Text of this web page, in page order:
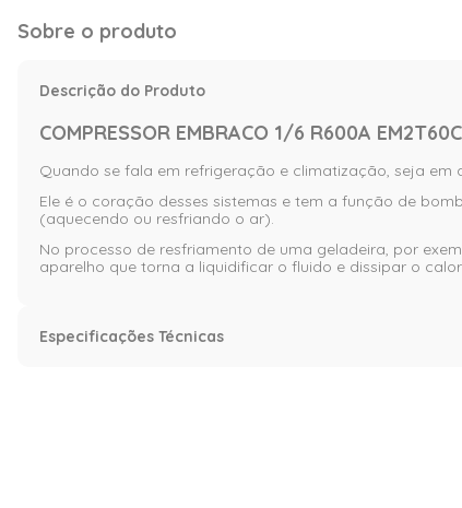
Sobre o produto
Descrição do Produto
COMPRESSOR EMBRACO 1/6 R600A
Quando se fala em refrigeração e climatização, seja
Ele é o coração desses sistemas e tem a função de
(aquecendo ou resfriando o ar).
No processo de resfriamento de uma geladeira, por
aparelho que torna a liquidificar o fluido e dissipar o
Especificações Técnicas